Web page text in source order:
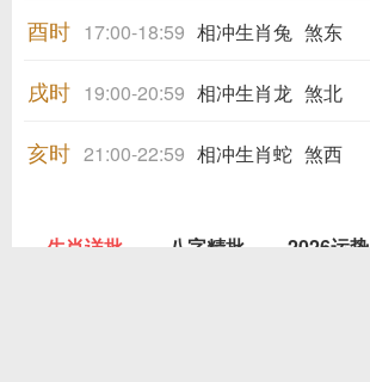
酉时 17:00-18:59 相冲生肖兔 煞东
戌时 19:00-20:59 相冲生肖龙 煞北
亥时 21:00-22:59 相冲生肖蛇 煞西
生肖详批 八字精批 2026运势